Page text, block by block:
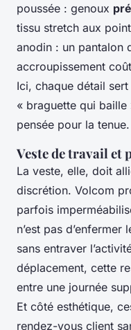
poussée : genoux
tissu stretch aux
anodin : un pantalon
accroupissement
Ici, chaque détail
« braguette qui
pensée pour la tenue.
Veste de travail
La veste, elle, doit
discrétion. Volcom
parfois
n’est pas
sans entraver
déplacement, cette
entre une journée
Et côté esthétique,
rendez-vous client